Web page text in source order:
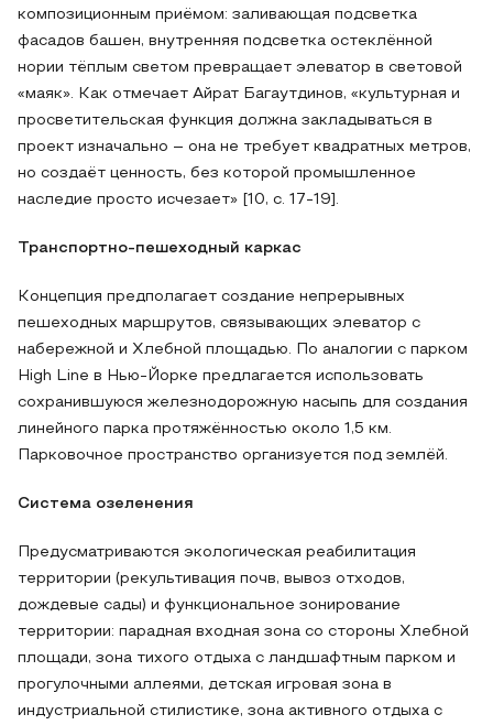
композиционным приёмом: заливающая подсветка
фасадов башен, внутренняя подсветка остеклённой
нории тёплым светом превращает элеватор в световой
«маяк». Как отмечает Айрат Багаутдинов, «культурная и
просветительская функция должна закладываться в
проект изначально – она не требует квадратных метров,
но создаёт ценность, без которой промышленное
наследие просто исчезает» [10, с. 17-19].
Транспортно-пешеходный каркас
Концепция предполагает создание непрерывных
пешеходных маршрутов, связывающих элеватор с
набережной и Хлебной площадью. По аналогии с парком
High Line в Нью-Йорке предлагается использовать
сохранившуюся железнодорожную насыпь для создания
линейного парка протяжённостью около 1,5 км.
Парковочное пространство организуется под землёй.
Система озеленения
Предусматриваются экологическая реабилитация
территории (рекультивация почв, вывоз отходов,
дождевые сады) и функциональное зонирование
территории: парадная входная зона со стороны Хлебной
площади, зона тихого отдыха с ландшафтным парком и
прогулочными аллеями, детская игровая зона в
индустриальной стилистике, зона активного отдыха с